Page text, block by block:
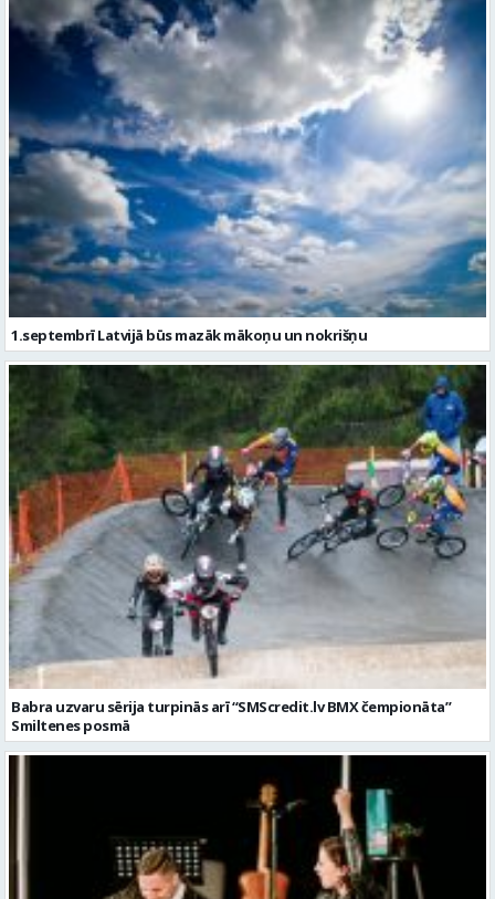
1.septembrī Latvijā būs mazāk mākoņu un nokrišņu
Babra uzvaru sērija turpinās arī “SMScredit.lv BMX čempionāta”
Smiltenes posmā